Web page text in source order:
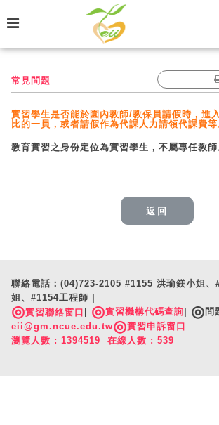
常見問題
實習學生是否能於園內教師/教保員請假時，進
比的一員，或者請假作為代課人力請領代課費等
教育實習之身份定位為實習學生，不屬專任教師
返回
聯絡電話：(04)723-2105 #1155 洪瑜鎂小姐、
姐、#1154工程師 |
◎實習聯絡窗口 ◎實習機構代碼查詢 ◎ 問
eii@gm.ncue.edu.tw◎實習申訴窗口
瀏覽人數 : 1394519 在線人數 : 539